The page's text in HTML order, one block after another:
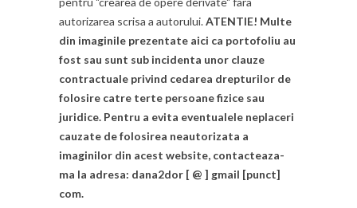
autorizarea scrisa a autorului.ATENTIE! Multe
din imaginile prezentate aici ca portofoliu au
fost sau sunt sub incidenta unor clauze
contractuale privind cedarea drepturilor de
folosire catre terte persoane fizice sau
juridice. Pentru a evita eventualele neplaceri
cauzate de folosirea neautorizata a
imaginilor din acest website, contacteaza-
ma la adresa: dana2dor [ @ ] gmail [punct]
com.